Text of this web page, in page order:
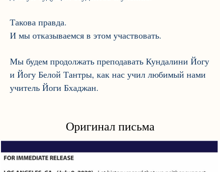
Такова правда.
И мы отказываемся в этом участвовать.
Мы будем продолжать преподавать Кундалини Йогу
и Йогу Белой Тантры, как нас учил любимый нами
учитель Йоги Бхаджан.
Оригинал письма